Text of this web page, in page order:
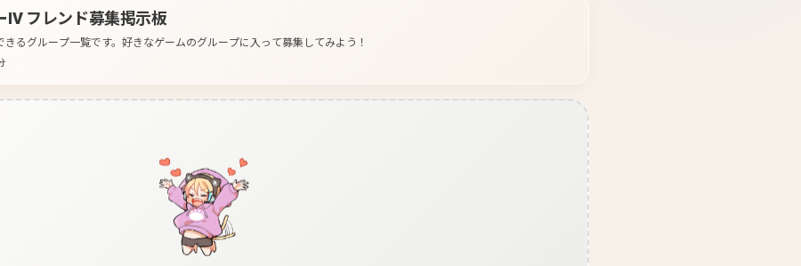
IVフレンド募集掲示板
るグループ一覧です。 好きなゲームのグループに入って募集してみよう！